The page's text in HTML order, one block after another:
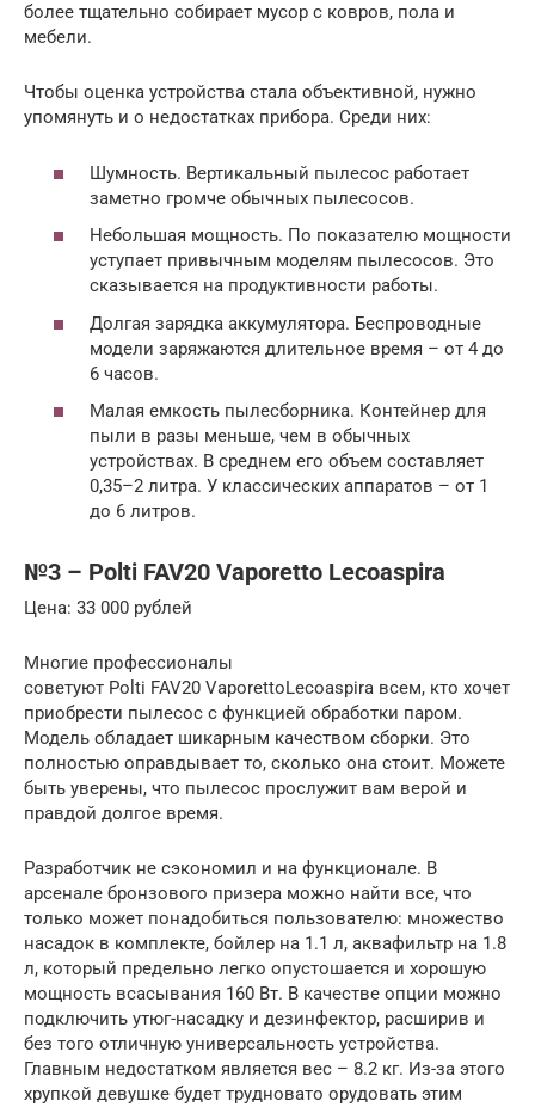
более тщательно собирает мусор с ковров, пола и
мебели.
Чтобы оценка устройства стала объективной, нужно
упомянуть и о недостатках прибора. Среди них:
Шумность. Вертикальный пылесос работает
заметно громче обычных пылесосов.
Небольшая мощность. По показателю мощности
уступает привычным моделям пылесосов. Это
сказывается на продуктивности работы.
Долгая зарядка аккумулятора. Беспроводные
модели заряжаются длительное время – от 4 до
6 часов.
Малая емкость пылесборника. Контейнер для
пыли в разы меньше, чем в обычных
устройствах. В среднем его объем составляет
0,35–2 литра. У классических аппаратов – от 1
до 6 литров.
№3 – Polti FAV20 Vaporetto Lecoaspira
Цена: 33 000 рублей
Многие профессионалы
советуют Polti FAV20 VaporettoLecoaspira всем, кто хочет
приобрести пылесос с функцией обработки паром.
Модель обладает шикарным качеством сборки. Это
полностью оправдывает то, сколько она стоит. Можете
быть уверены, что пылесос прослужит вам верой и
правдой долгое время.
Разработчик не сэкономил и на функционале. В
арсенале бронзового призера можно найти все, что
только может понадобиться пользователю: множество
насадок в комплекте, бойлер на 1.1 л, аквафильтр на 1.8
л, который предельно легко опустошается и хорошую
мощность всасывания 160 Вт. В качестве опции можно
подключить утюг-насадку и дезинфектор, расширив и
без того отличную универсальность устройства.
Главным недостатком является вес – 8.2 кг. Из-за этого
хрупкой девушке будет трудновато орудовать этим